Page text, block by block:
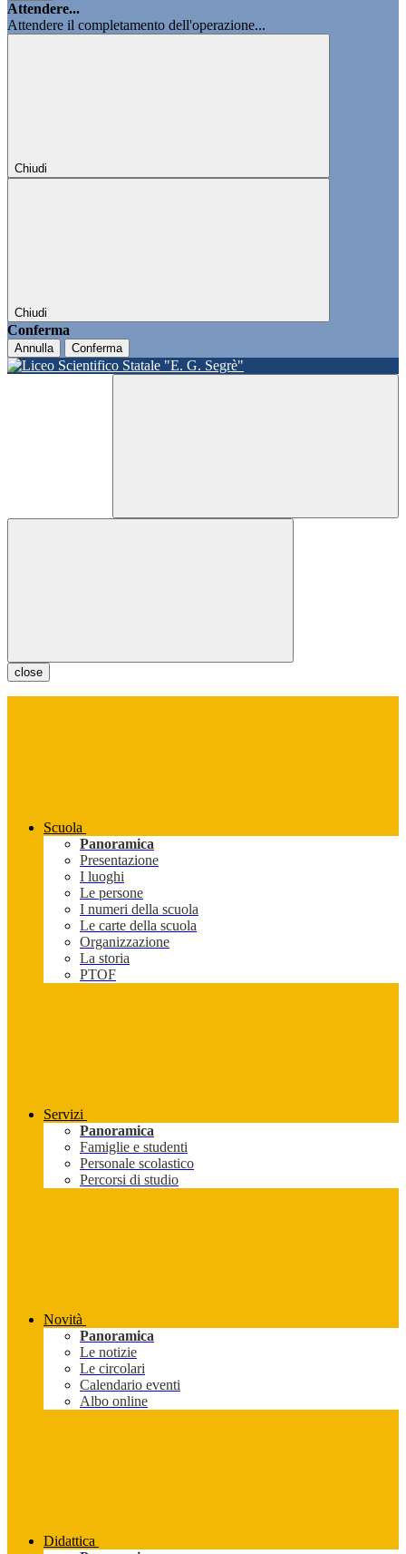
Attendere...
Attendere il completamento dell'operazione...
Chiudi
Chiudi
Conferma
Annulla Conferma
close
Scuola
Panoramica
Presentazione
I luoghi
Le persone
I numeri della scuola
Le carte della scuola
Organizzazione
La storia
PTOF
Servizi
Panoramica
Famiglie e studenti
Personale scolastico
Percorsi di studio
Novità
Panoramica
Le notizie
Le circolari
Calendario eventi
Albo online
Didattica